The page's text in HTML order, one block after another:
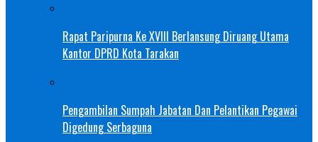
Rapat Paripurna Ke XVIII Berlansung Diruang Utama
Kantor DPRD Kota Tarakan
Pengambilan Sumpah Jabatan Dan Pelantikan Pegawai
Digedung Serbaguna